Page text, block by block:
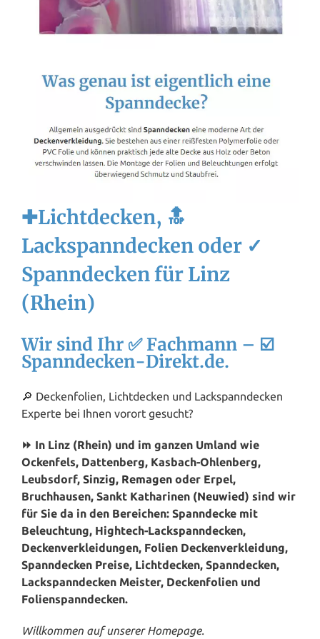
✚Lichtdecken, 🔝
Lackspanndecken oder ✓
Spanndecken für Linz
(Rhein)
Wir sind Ihr ✅ Fachmann – ☑️
Spanndecken-Direkt.de.
🔎 Deckenfolien, Lichtdecken und Lackspanndecken
Experte bei Ihnen vorort gesucht?
⏩ In Linz (Rhein) und im ganzen Umland wie
Ockenfels, Dattenberg, Kasbach-Ohlenberg,
Leubsdorf, Sinzig, Remagen oder Erpel,
Bruchhausen, Sankt Katharinen (Neuwied) sind wir
für Sie da in den Bereichen: Spanndecke mit
Beleuchtung, Hightech-Lackspanndecken,
Deckenverkleidungen, Folien Deckenverkleidung,
Spanndecken Preise, Lichtdecken, Spanndecken,
Lackspanndecken Meister, Deckenfolien und
Folienspanndecken.
Willkommen auf unserer Homepage.